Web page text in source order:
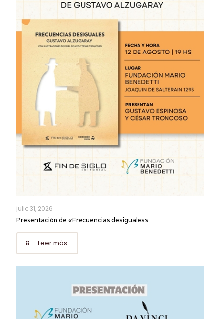
julio 31, 2026
Presentación de «Frecuencias desiguales»
Leer más